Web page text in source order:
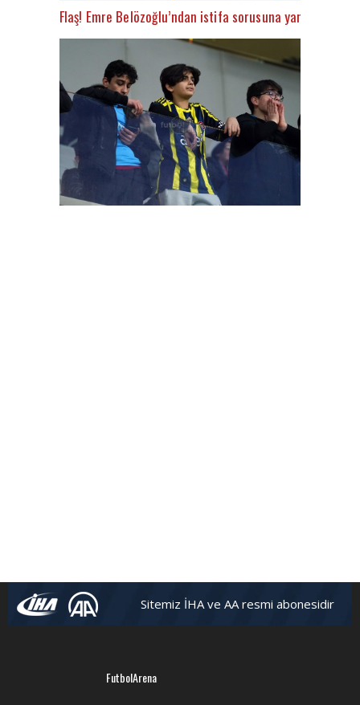
Flaş! Emre Belözoğlu’ndan istifa sorusuna yanıt
Sitemiz İHA ve AA resmi abonesidir
FutbolArena